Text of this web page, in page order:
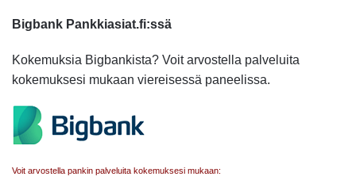
Bigbank Pankkiasiat.fi:ssä
Kokemuksia Bigbankista? Voit arvostella palveluita
kokemuksesi mukaan viereisessä paneelissa.
Voit arvostella pankin palveluita kokemuksesi mukaan: